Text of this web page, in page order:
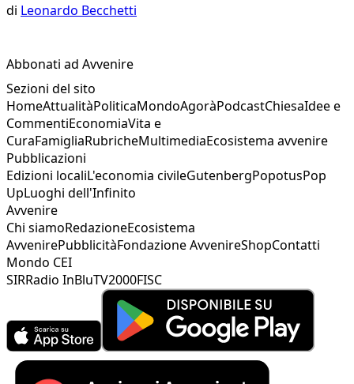
di Leonardo Becchetti
Abbonati ad Avvenire
Sezioni del sito
HomeAttualitàPoliticaMondoAgoràPodcastChiesaIdee e
CommentiEconomiaVita e
CuraFamigliaRubricheMultimediaEcosistema avvenire
Pubblicazioni
Edizioni localiL'economia civileGutenbergPopotusPop
UpLuoghi dell'Infinito
Avvenire
Chi siamoRedazioneEcosistema
AvvenirePubblicitàFondazione AvvenireShopContatti
Mondo CEI
SIRRadio InBluTV2000FISC